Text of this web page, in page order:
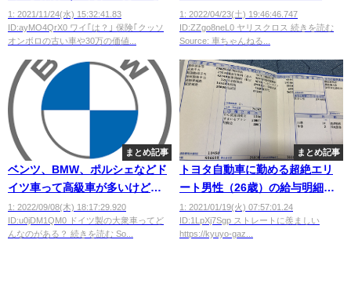
1: 2021/11/24(水) 15:32:41.83
ID:ayMO4QrX0 ワイ｢は？｣ 保険｢クッソ
オンボロの古い車や30万の価値...
ｗ
1: 2022/04/23(土) 19:46:46.747
ID:ZZgo8neL0 ヤリスクロス 続きを読む
Source: 車ちゃんねる...
まとめ記事
ベンツ、BMW、ポルシェなどド
イツ車って高級車が多いけど、
大衆車ってないの？
1: 2022/09/08(木) 18:17:29.920
ID:u0jDM1QM0 ドイツ製の大衆車ってど
んなのがある？ 続きを読む So...
まとめ記事
トヨタ自動車に勤める超絶エリ
ート男性（26歳）の給与明細が
こちら、これが世界レベルか
wwwwwwwwwww
1: 2021/01/19(火) 07:57:01.24
ID:1LpXj7Sgp ストレートに羨ましい
https://kyuyo-gaz...